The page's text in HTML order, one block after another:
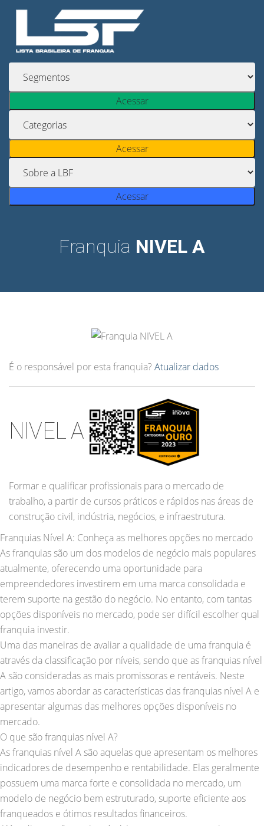
Acessar
Acessar
Acessar
Franquia NIVEL A
É o responsável por esta franquia? Atualizar dados
NIVEL A
Formar e qualificar profissionais para o mercado de
trabalho, a partir de cursos práticos e rápidos nas áreas de
construção civil, indústria, negócios, e infraestrutura.
Franquias Nível A: Conheça as melhores opções no mercado
As franquias são um dos modelos de negócio mais populares
atualmente, oferecendo uma oportunidade para
empreendedores investirem em uma marca consolidada e
terem suporte na gestão do negócio. No entanto, com tantas
opções disponíveis no mercado, pode ser difícil escolher qual
franquia investir.
Uma das maneiras de avaliar a qualidade de uma franquia é
através da classificação por níveis, sendo que as franquias nível
A são consideradas as mais promissoras e rentáveis. Neste
artigo, vamos abordar as características das franquias nível A e
apresentar algumas das melhores opções disponíveis no
mercado.
O que são franquias nível A?
As franquias nível A são aquelas que apresentam os melhores
indicadores de desempenho e rentabilidade. Elas geralmente
possuem uma marca forte e consolidada no mercado, um
modelo de negócio bem estruturado, suporte eficiente aos
franqueados e ótimos resultados financeiros.